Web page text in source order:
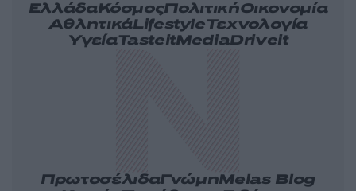
ΕλλάδαΚόσμοςΠολιτικήΟικονομία
ΑθλητικάLifestyleΤεχνολογία
ΥγείαTasteitMediaDriveit
ΠρωτοσέλιδαΓνώμηMelas Blog